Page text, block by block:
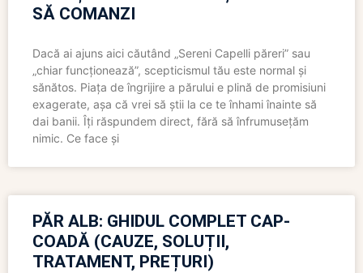
SĂ COMANZI
Dacă ai ajuns aici căutând „Sereni Capelli păreri” sau
„chiar funcționează”, scepticismul tău este normal și
sănătos. Piața de îngrijire a părului e plină de promisiuni
exagerate, așa că vrei să știi la ce te înhami înainte să
dai banii. Îți răspundem direct, fără să înfrumusețăm
nimic. Ce face și
PĂR ALB: GHIDUL COMPLET CAP-
COADĂ (CAUZE, SOLUȚII,
TRATAMENT, PREȚURI)